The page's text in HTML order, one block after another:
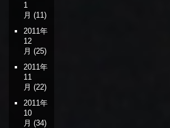
1
月 (11)
2011年
12
月 (25)
2011年
11
月 (22)
2011年
10
月 (34)